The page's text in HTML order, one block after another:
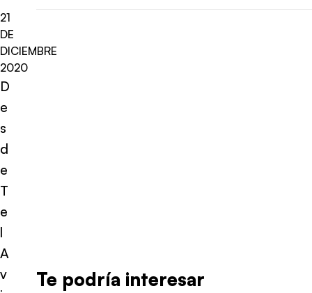
21
DE
DICIEMBRE
2020
D
e
s
d
e
T
e
l
A
v
Te podría interesar